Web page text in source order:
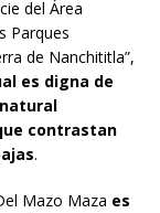
del Área
Parques
de Nanchititla”,
es digna de
contrastan
.
Mazo Maza es